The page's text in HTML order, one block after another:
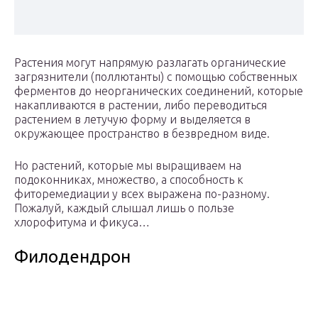
Растения могут напрямую разлагать органические
загрязнители (поллютанты) с помощью собственных
ферментов до неорганических соединений, которые
накапливаются в растении, либо переводиться
растением в летучую форму и выделяется в
окружающее пространство в безвредном виде.
Но растений, которые мы выращиваем на
подоконниках, множество, а способность к
фиторемедиации у всех выражена по-разному.
Пожалуй, каждый слышал лишь о пользе
хлорофитума и фикуса…
Филодендрон